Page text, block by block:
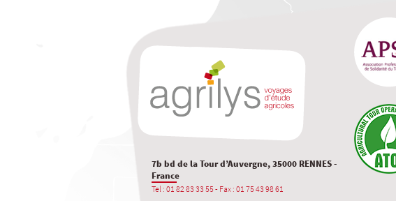
7b bd de la Tour d’Auvergne, 35000 RENNES -
France
Tel : 01 82 83 33 55 - Fax : 01 75 43 98 61